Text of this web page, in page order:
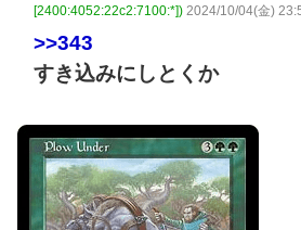
[2400:4052:22c2:7100:*]) 2024/10/04(金)
>>343
すき込みにしとくか